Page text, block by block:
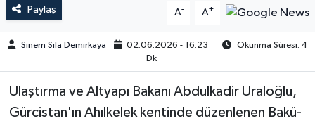
Paylaş A- A+
Sinem Sıla Demirkaya 02.06.2026 - 16:23
Okunma Süresi: 4
Dk
Ulaştırma ve Altyapı Bakanı Abdulkadir Uraloğlu,
Gürcistan'ın Ahılkelek kentinde düzenlenen Bakü-